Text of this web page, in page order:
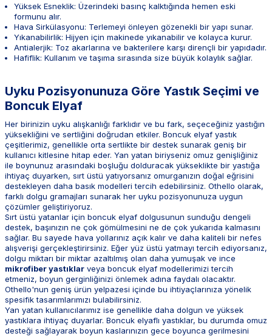
Yüksek Esneklik: Üzerindeki basınç kalktığında hemen eski
formunu alır.
Hava Sirkülasyonu: Terlemeyi önleyen gözenekli bir yapı sunar.
Yıkanabilirlik: Hijyen için makinede yıkanabilir ve kolayca kurur.
Antialerjik: Toz akarlarına ve bakterilere karşı dirençli bir yapıdadır.
Hafiflik: Kullanım ve taşıma sırasında size büyük kolaylık sağlar.
Uyku Pozisyonunuza Göre Yastık Seçimi ve
Boncuk Elyaf
Her birinizin uyku alışkanlığı farklıdır ve bu fark, seçeceğiniz yastığın
yüksekliğini ve sertliğini doğrudan etkiler. Boncuk elyaf yastık
çeşitlerimiz, genellikle orta sertlikte bir destek sunarak geniş bir
kullanıcı kitlesine hitap eder. Yan yatan biriyseniz omuz genişliğiniz
ile boynunuz arasındaki boşluğu dolduracak yükseklikte bir yastığa
ihtiyaç duyarken, sırt üstü yatıyorsanız omurganızın doğal eğrisini
destekleyen daha basık modelleri tercih edebilirsiniz. Othello olarak,
farklı dolgu gramajları sunarak her uyku pozisyonunuza uygun
çözümler geliştiriyoruz.
Sırt üstü yatanlar için boncuk elyaf dolgusunun sunduğu dengeli
destek, başınızın ne çok gömülmesini ne de çok yukarıda kalmasını
sağlar. Bu sayede hava yollarınız açık kalır ve daha kaliteli bir nefes
alışverişi gerçekleştirirsiniz. Eğer yüz üstü yatmayı tercih ediyorsanız,
dolgu miktarı bir miktar azaltılmış olan daha yumuşak ve ince
mikrofiber yastıklar veya boncuk elyaf modellerimizi tercih
etmeniz, boyun gerginliğinizi önlemek adına faydalı olacaktır.
Othello'nun geniş ürün yelpazesi içinde bu ihtiyaçlarınıza yönelik
spesifik tasarımlarımızı bulabilirsiniz.
Yan yatan kullanıcılarımız ise genellikle daha dolgun ve yüksek
yastıklara ihtiyaç duyarlar. Boncuk elyaflı yastıklar, bu durumda omuz
desteği sağlayarak boyun kaslarınızın gece boyunca gerilmesini